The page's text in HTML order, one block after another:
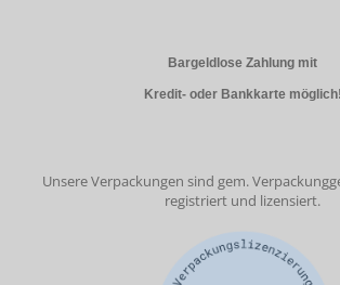
Bargeldlose Zahlung mit
Kredit- oder Bankkarte möglich!
Unsere Verpackungen sind gem.
registriert und lizensiert.